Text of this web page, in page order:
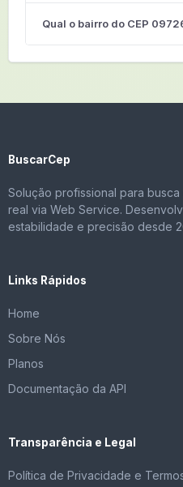
Qual o bairro do CEP
BuscarCep
Solução profissional para
real via Web Service.
estabilidade e precisão desde
Links Rápidos
Home
Sobre Nós
Planos
Documentação da API
Transparência e Legal
Política de Privacidade e